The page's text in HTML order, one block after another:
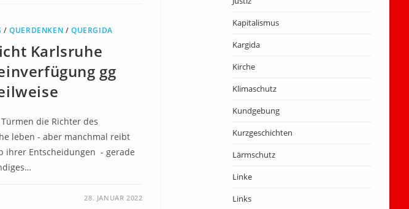
/QUERDENKEN / QUERGIDA
Karlsruhe
gg
die Richter des
leben - aber manchmal reibt
ihrer Entscheidungen - gerade
28. JANUAR 2022
Kapitalismus
Kargida
Kirche
Klimaschutz
Kundgebung
Kurzgeschichten
Lärmschutz
Linke
Links